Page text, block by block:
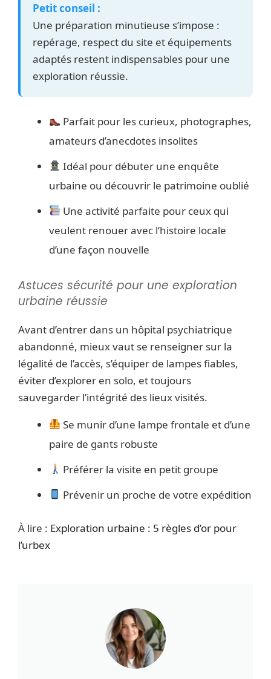
Petit conseil :
Une préparation minutieuse s’impose :
repérage, respect du site et équipements
adaptés restent indispensables pour une
exploration réussie.
Parfait pour les curieux, photographes,
amateurs d’anecdotes insolites
Idéal pour débuter une enquête
urbaine ou découvrir le patrimoine oublié
Une activité parfaite pour ceux qui
veulent renouer avec l’histoire locale
d’une façon nouvelle
Astuces sécurité pour une exploration
urbaine réussie
Avant d’entrer dans un hôpital psychiatrique
abandonné, mieux vaut se renseigner sur la
légalité de l’accès, s’équiper de lampes fiables,
éviter d’explorer en solo, et toujours
sauvegarder l’intégrité des lieux visités.
Se munir d’une lampe frontale et d’une
paire de gants robuste
Préférer la visite en petit groupe
Prévenir un proche de votre expédition
À lire : Exploration urbaine : 5 règles d’or pour
l’urbex